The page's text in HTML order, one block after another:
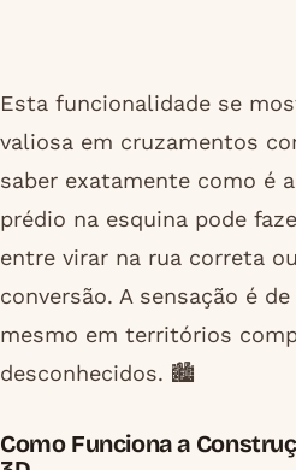
Esta funcionalidade se
valiosa em cruzamentos
saber exatamente como é
prédio na esquina pode
entre virar na rua correta
conversão. A sensação é
mesmo em territórios
desconhecidos. 🏙️
Como Funciona a